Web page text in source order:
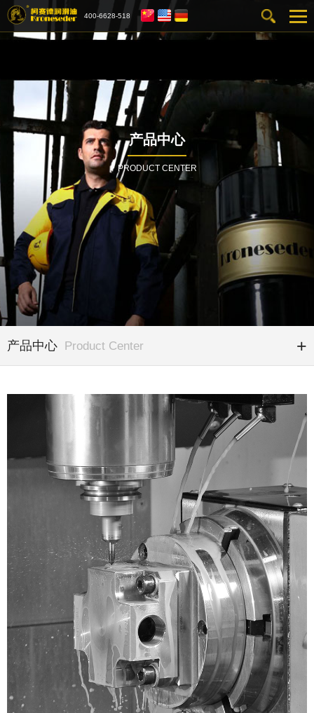
400-6628-518
产品中心
PRODUCT CENTER
产品中心 Product Center